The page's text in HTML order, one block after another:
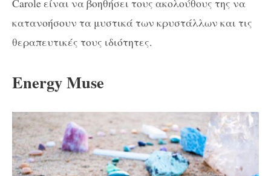
Carole είναι να βοηθήσει τους ακολούθους της να
κατανοήσουν τα μυστικά των κρυστάλλων και τις
θεραπευτικές τους ιδιότητες.
Energy Muse